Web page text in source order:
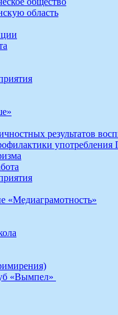
область
результатов
«Медиаграмотность»
«Вымпел»